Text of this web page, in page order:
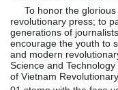
To honor the glorious
revolutionary press; to
generations of
encourage the youth to
and modern
Science and
of Vietnam